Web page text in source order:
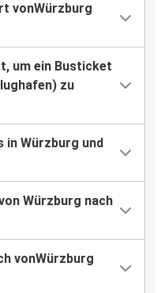
vonWürzburg
um ein Busticket
zu
in Würzburg und
Würzburg nach
vonWürzburg